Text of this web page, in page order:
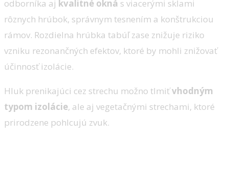
odborníka aj kvalitné okná s viacerými sklami
rôznych hrúbok, správnym tesnením a konštrukciou
rámov. Rozdielna hrúbka tabúľ zase znižuje riziko
vzniku rezonančných efektov, ktoré by mohli znižovať
účinnosť izolácie.
Hluk prenikajúci cez strechu možno tlmiťvhodným
typom izolácie, ale aj vegetačnými strechami, ktoré
prirodzene pohlcujú zvuk.